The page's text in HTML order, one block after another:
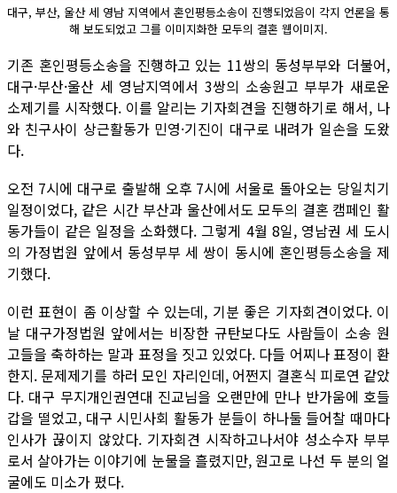
대구, 부산, 울산 세 영남 지역에서 혼인평등소송이 진행되었음이 각지 언론을 통
해 보도되었고 그를 이미지화한 모두의 결혼 웹이미지.
기존 혼인평등소송을 진행하고 있는 11쌍의 동성부부와 더불어,
대구·부산·울산 세 영남지역에서 3쌍의 소송원고 부부가 새로운
소제기를 시작했다. 이를 알리는 기자회견을 진행하기로 해서, 나
와 친구사이 상근활동가 민영·기진이 대구로 내려가 일손을 도왔
다.
오전 7시에 대구로 출발해 오후 7시에 서울로 돌아오는 당일치기
일정이었다, 같은 시간 부산과 울산에서도 모두의 결혼 캠페인 활
동가들이 같은 일정을 소화했다. 그렇게 4월 8일, 영남권 세 도시
의 가정법원 앞에서 동성부부 세 쌍이 동시에 혼인평등소송을 제
기했다.
이런 표현이 좀 이상할 수 있는데, 기분 좋은 기자회견이었다. 이
날 대구가정법원 앞에서는 비장한 규탄보다도 사람들이 소송 원
고들을 축하하는 말과 표정을 짓고 있었다. 다들 어찌나 표정이 환
한지. 문제제기를 하러 모인 자리인데, 어쩐지 결혼식 피로연 같았
다. 대구 무지개인권연대 진교님을 오랜만에 만나 반가움에 호들
갑을 떨었고, 대구 시민사회 활동가 분들이 하나둘 들어찰 때마다
인사가 끊이지 않았다. 기자회견 시작하고나서야 성소수자 부부
로서 살아가는 이야기에 눈물을 흘렸지만, 원고로 나선 두 분의 얼
굴에도 미소가 폈다.